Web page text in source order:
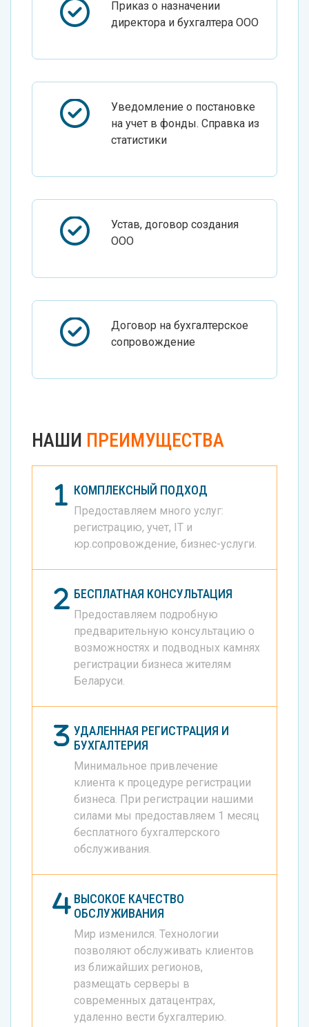
Приказ о назначении
директора и бухгалтера ООО
Уведомление о постановке
на учет в фонды. Справка из
статистики
Устав, договор создания
ООО
Договор на бухгалтерское
сопровождение
НАШИ ПРЕИМУЩЕСТВА
КОМПЛЕКСНЫЙ ПОДХОД
Предоставляем много услуг:
регистрацию, учет, IT и
юр.сопровождение, бизнес-услуги.
БЕСПЛАТНАЯ КОНСУЛЬТАЦИЯ
Предоставляем подробную
предварительную консультацию о
возможностях и подводных камнях
регистрации бизнеса жителям
Беларуси.
УДАЛЕННАЯ РЕГИСТРАЦИЯ И
БУХГАЛТЕРИЯ
Минимальное привлечение
клиента к процедуре регистрации
бизнеса. При регистрации нашими
силами мы предоставляем 1 месяц
бесплатного бухгалтерского
обслуживания.
ВЫСОКОЕ КАЧЕСТВО
ОБСЛУЖИВАНИЯ
Мир изменился. Технологии
позволяют обслуживать клиентов
из ближайших регионов,
размещать серверы в
современных датацентрах,
удаленно вести бухгалтерию.